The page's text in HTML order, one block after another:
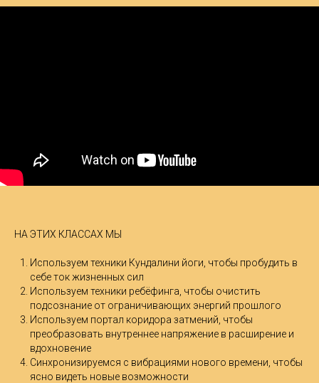
НА ЭТИХ КЛАССАХ МЫ
Используем техники Кундалини йоги, чтобы пробудить в
себе ток жизненных сил
Используем техники ребёфинга, чтобы очистить
подсознание от ограничивающих энергий прошлого
Используем портал коридора затмений, чтобы
преобразовать внутреннее напряжение в расширение и
вдохновение
Синхронизируемся с вибрациями нового времени, чтобы
ясно видеть новые возможности